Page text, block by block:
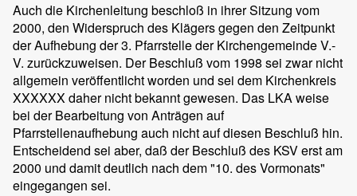
Auch die Kirchenleitung beschloß in ihrer Sitzung vom
2000, den Widerspruch des Klägers gegen den Zeitpunkt
der Aufhebung der 3. Pfarrstelle der Kirchengemeinde V.-
V. zurückzuweisen. Der Beschluß vom 1998 sei zwar nicht
allgemein veröffentlicht worden und sei dem Kirchenkreis
XXXXXX daher nicht bekannt gewesen. Das LKA weise
bei der Bearbeitung von Anträgen auf
Pfarrstellenaufhebung auch nicht auf diesen Beschluß hin.
Entscheidend sei aber, daß der Beschluß des KSV erst am
2000 und damit deutlich nach dem "10. des Vormonats"
eingegangen sei.